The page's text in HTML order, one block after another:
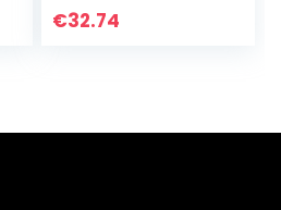
€32.74